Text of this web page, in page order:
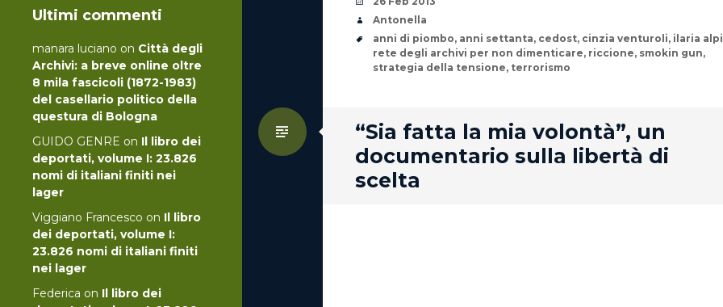
Ultimi commenti
manara luciano on Città degli
Archivi: a breve online oltre
8 mila fascicoli (1872-1983)
del casellario politico della
questura di Bologna
GUIDO GENRE on Il libro dei
deportati, volume I: 23.826
nomi di italiani finiti nei
lager
Viggiano Francesco on Il libro
dei deportati, volume I:
23.826 nomi di italiani finiti
nei lager
Federica on Il libro dei
Author
Antonella
Tags
anni di piombo, anni settanta, cedost, cinzia venturoli, ilaria alpi
rete degli archivi per non dimenticare, riccione, smokin gun,
strategia della tensione, terrorismo
“Sia fatta la mia volontà”, un
documentario sulla libertà di
scelta
Standard